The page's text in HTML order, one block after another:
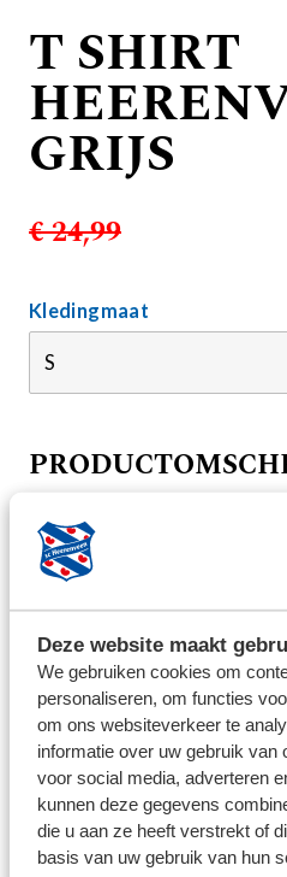
Deze website maakt
We gebruiken cookies om
personaliseren, om functies
om ons websiteverkeer te
informatie over uw gebruik van
voor social media, adverteren
kunnen deze gegevens
die u aan ze heeft verstrekt of
basis van uw gebruik van hun
T SHIRT
GRIJS
€ 24,99
Kledingmaat
Met dit grijze sc Heerenveen
overal laten zien wat je
en stoer, maar tegelijkertijd
item door onze naam en het
voorkant; dit is een must-
elke supporter.
BEZORG
We streven ernaar om de
werkdagen op te sturen.
product aangegeven. Voor